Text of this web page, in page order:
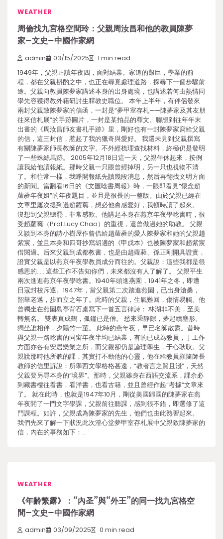
WEATHER
周倫找九宮格空間玲：父親周汝昌和他的教員陳夢
家–文史–中國作家網
admin 03/15/2025 1 min read
1949年，父親正讀年夜四，面對結業。家道的艱巨，學業的前
程，都在父親斟酌之中，也正在尋覓處理道路，探尋下一個步驟前
途。父親向教員陳夢家講述本身的出身處境，也講述若何由熱情同
學先容獲得教外籍研討生釋教史職位。 本年上半年，有伴侶發來
兩封父親致陳夢家的信函，一封是“夢甲室存札——陳夢家及其友朋
往來信札展”的手跡圖片，一封是某拍品的釋文。聯想到往年年末
出書的《周汝昌師友書札手跡》里，剛好也有一封陳夢家寫給父親
的信，這三封信，惹起了我的獵奇與愛好。 我還未見到父親撰寫
有關陳夢家師長教師的文字。不外經梳理查找材料，終極仍是發明
了一些蛛絲馬跡。 2005年12月18日這一天，父親午休起來，按例
讓我給他讀報紙。那時父親一只眼曾經掉明，另一只也視物不清
了。和往常一樣，我睜開報紙先讀幾段消息，然后再翻找文明方面
的新聞。當翻看16日的《文匯唸書周報》時，一眼即看見“懷念趙
蘿蕤年夜姐”的年夜題目，並且是很長的一整版。由於父親已經在
文章里屢次提到過趙蘿蕤，想必他會感愛好，我頓時讀了起來。
沒想到父親聽罷，非常感歎。他講起本身在燕京年夜學唸書時，很
受趙蘿蕤（Prof.Lucy Chao）的重視，還曾做過她的助教。 父親
又談到本身的詩小樹屋作曾借給趙蘿蕤的愛人陳夢家和她的父親趙
紫宸，並且本身和四哥抄寫胡適的《甲戌本》也被陳夢家和趙紫宸
借閱過。后來父親到成都教書，也是由趙蘿蕤、孫正剛開具證實，
證實父親是以燕京年夜學教員成分而往的。父親說：這些我都是很
感恩的……這些工作不告知你們，未來都沒有人了解了。 父親平生
兩次進進燕京年夜學唸書。1940年頭進燕園，1941年之冬，即遭
日寇封校斥逐。1947年，當父親第二次踏進燕園，已出身滄桑，
韶華老邁，步而立之年了。此時的父親，生氣難回，傷情易觸。他
曾獨坐在燕園島亭背石桌寫下一首五言律詩： 林湖非不美，至美
轉無名。 雙表真成鶴，孤鐘已是僧。 愁來乘靜隙，夢起續塵形。
獨坐誰相伴，夕陽竹一莖。 此時的燕年夜，早已名師散盡。昔時
與父親一路唸書的同窗年夜半均已結業，有的已成為教員，于工作
方面亦各有安居樂業之所，而父親卻仍是論理學生，于心耿耿。父
親說那時他所聽的課，其實打不動他的心靈，他在給教員顧隨師長
教師的信里訴說：所學西文學格格甚遠，“教者言之質且淺”，天然
父親要另尋本身的“境界”。那時，父親雖身在西語交流系，課余必
到藏書樓往看書，看洋書，也看古籍，並且曾經作起“考據”文章來
了。 就在此時，也就是1947年10月，剛從美國歸國的陳夢家在燕
年夜開了一門文字學課，父親前往聽課，感到很不錯，即選修了這
門課程。如許，父親成為陳夢家的先生，他們也由此熟習起來。
我們先來了解一下狀況此次澄心堂夢甲室存札展中父親致陳夢家的
信，內在的事務如下：…
WEATHER
《年齡繁露》：“內圣”與“外王”的同一找九宮格空
間–文史–中國作家網
admin 03/09/2025 0 min read